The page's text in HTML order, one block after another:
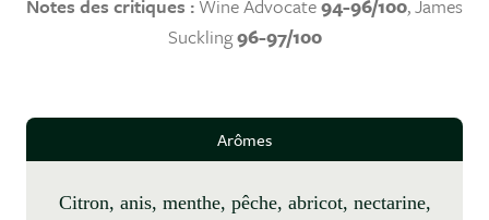
Notes des critiques : Wine Advocate94-96/100, James
Suckling96-97/100
Arômes
citron, anis, menthe, pêche, abricot, nectarine,